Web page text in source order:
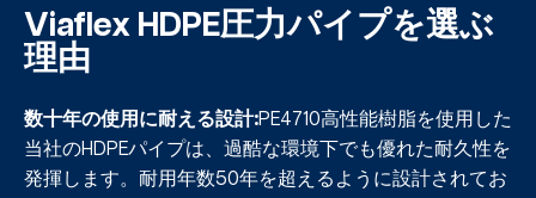
Viaflex HDPE圧力パイプを選ぶ
理由
数十年の使用に耐える設計:PE4710高性能樹脂を使用した
当社のHDPEパイプは、過酷な環境下でも優れた耐久性を
発揮します。耐用年数50年を超えるように設計されてお